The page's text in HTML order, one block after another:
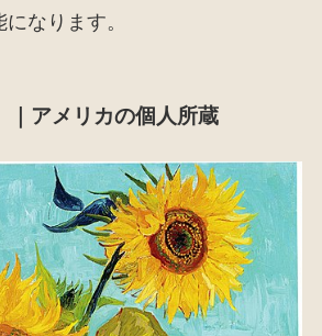
なります。
｜アメリカの個人所蔵